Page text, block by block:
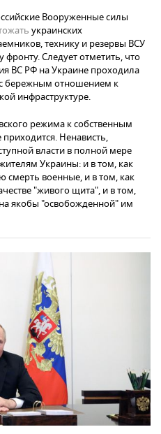
Вооруженные силы
украинских
технику и резервы ВСУ
фронту. Следует отметить, что
ВС РФ на Украине проходила
бережным отношением к
инфраструктуре.
режима к собственным
Ненависть,
власти в полной мере
Украины: и в том, как
смерть военные, и в том, как
"живого щита", и в том,
якобы "освобожденной" им